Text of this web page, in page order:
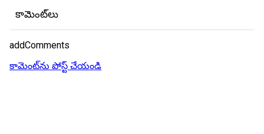
కామెంట్‌లు
addComments
కామెంట్‌ను పోస్ట్ చేయండి